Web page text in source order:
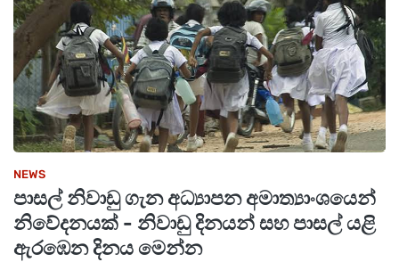
NEWS
පාසල් නිවාඩු ගැන අධ්‍යාපන අමාත්‍යාංශයෙන්
නිවේදනයක් - නිවාඩු දිනයන් සහ පාසල් යළි
ඇරඹෙන දිනය මෙන්න